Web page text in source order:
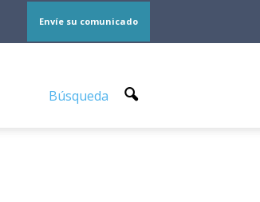
Envíe su comunicado
Búsqueda